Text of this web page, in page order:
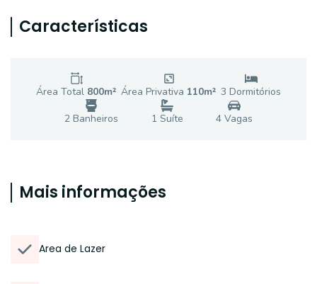
Características
Área Total 800m² Área Privativa 110m² 3 Dormitórios
2 Banheiros 1 Suíte 4Vagas
Mais informações
Area de Lazer